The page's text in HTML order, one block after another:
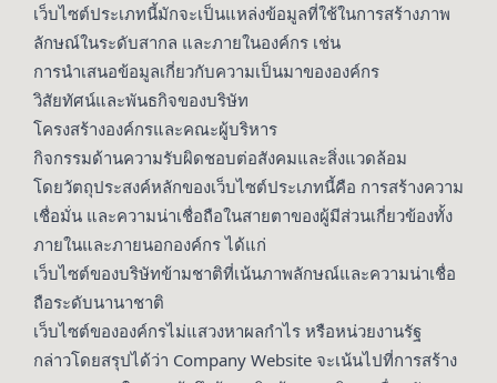
เว็บไซต์ประเภทนี้มักจะเป็นแหล่งข้อมูลที่ใช้ในการสร้างภาพ
ลักษณ์ในระดับสากล และภายในองค์กร เช่น
การนำเสนอข้อมูลเกี่ยวกับความเป็นมาขององค์กร
วิสัยทัศน์และพันธกิจของบริษัท
โครงสร้างองค์กรและคณะผู้บริหาร
กิจกรรมด้านความรับผิดชอบต่อสังคมและสิ่งแวดล้อม
โดยวัตถุประสงค์หลักของเว็บไซต์ประเภทนี้คือ การสร้างความ
เชื่อมั่น และความน่าเชื่อถือในสายตาของผู้มีส่วนเกี่ยวข้องทั้ง
ภายในและภายนอกองค์กร ได้แก่
เว็บไซต์ของบริษัทข้ามชาติที่เน้นภาพลักษณ์และความน่าเชื่อ
ถือระดับนานาชาติ
เว็บไซต์ขององค์กรไม่แสวงหาผลกำไร หรือหน่วยงานรัฐ
กล่าวโดยสรุปได้ว่า Company Website จะเน้นไปที่การสร้าง